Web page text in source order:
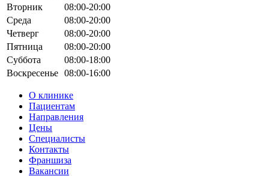
Вторник
08:00-20:00
Среда
08:00-20:00
Четверг
08:00-20:00
Пятница
08:00-20:00
Суббота
08:00-18:00
Воскресенье 08:00-16:00
О клинике
Пациентам
Направления
Цены
Специалисты
Контакты
Франшиза
Вакансии